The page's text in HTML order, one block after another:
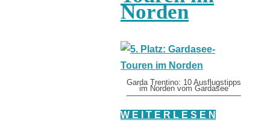
Norden
Garda Trentino: 10 Ausflugstipps
im Norden vom Gardasee
W E I T E R L E S E N